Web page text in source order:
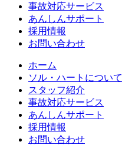
事故対応サービス
あんしんサポート
採用情報
お問い合わせ
ホーム
ソル・ハートについて
スタッフ紹介
事故対応サービス
あんしんサポート
採用情報
お問い合わせ